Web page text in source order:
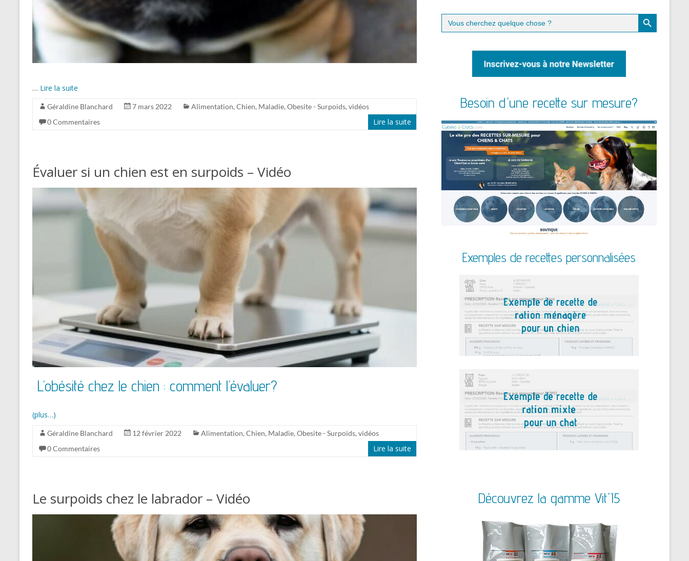
… Lire la suite
Géraldine Blanchard 7 mars 2022 Alimentation, Chien, Maladie, Obesite - Surpoids, vidéos
0 Commentaires
Lire la suite
Évaluer si un chien est en surpoids – Vidéo
L’obésité chez le chien : comment l’évaluer?
(plus…)
Géraldine Blanchard 12 février 2022 Alimentation, Chien, Maladie, Obesite - Surpoids, vidéos
0 Commentaires
Lire la suite
Le surpoids chez le labrador – Vidéo
Search
for:
Search Button
Besoin d'une recette sur mesure?
Exemples de recettes personnalisées
Découvrez la gamme Vit'I5